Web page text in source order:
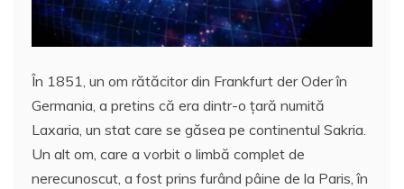
În 1851, un om rătăcitor din Frankfurt der Oder în
Germania, a pretins că era dintr-o țară numită
Laxaria, un stat care se găsea pe continentul Sakria.
Un alt om, care a vorbit o limbă complet de
nerecunoscut, a fost prins furând pâine de la Paris, în